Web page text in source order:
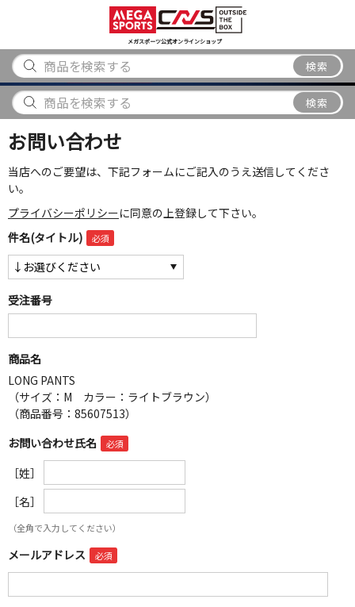
メガスポーツ公式オンラインショップ
検索
アウトドア
から探す
ブランド
から探す
検索
お問い合わせ
当店へのご要望は、下記フォームにご記入のうえ送信してくださ
い。
プライバシーポリシーに同意の上登録して下さい。
件名(タイトル)
受注番号
商品名
LONG PANTS
（サイズ：M カラー：ライトブラウン）
（商品番号：85607513）
お問い合わせ氏名
［姓］
［名］
（全角で入力してください）
メールアドレス